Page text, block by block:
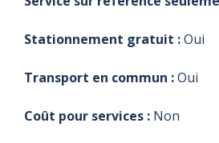
Stationnement gratuit :Oui
Transport en commun :Oui
Coût pour services : Non